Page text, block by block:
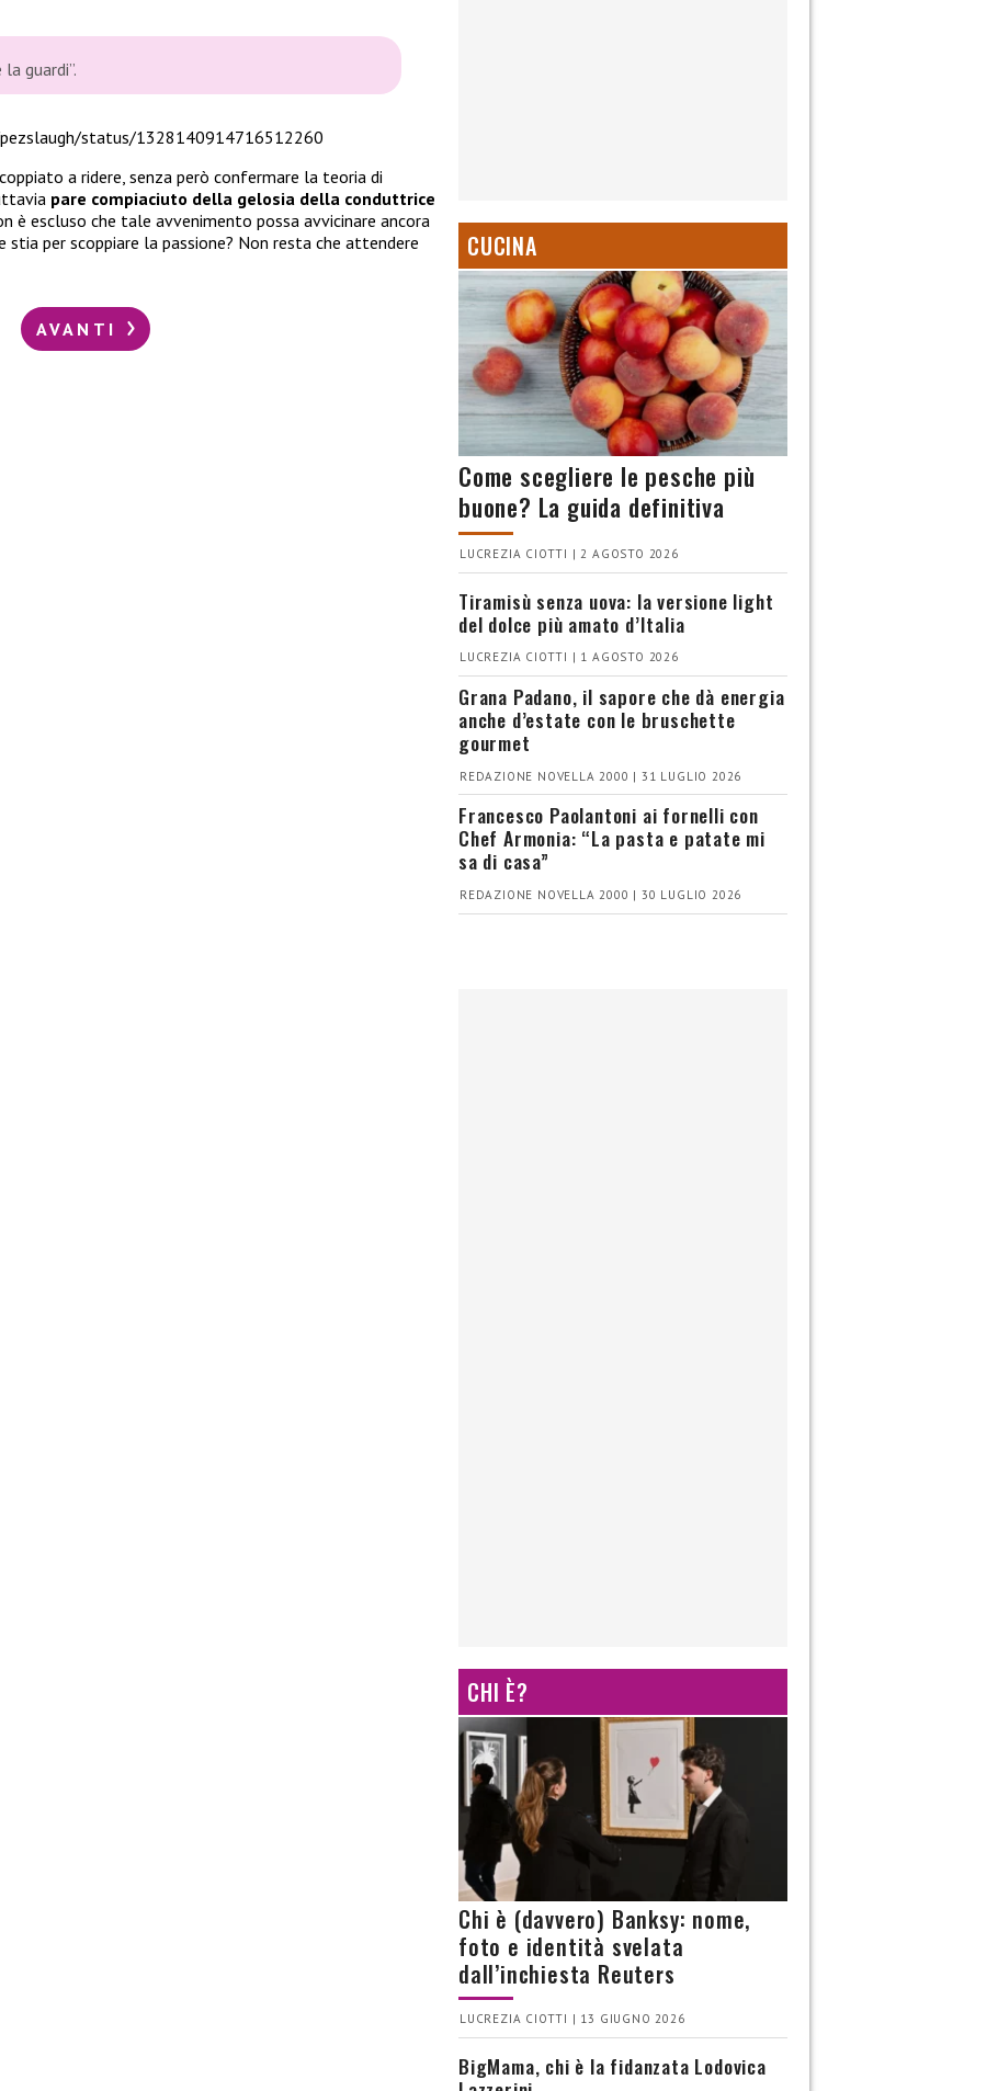
guardi”.
status/1328140914716512260
a ridere, senza però confermare la teoria di
pare compiaciuto della gelosia della conduttrice
è escluso che tale avvenimento possa avvicinare ancora
stia per scoppiare la passione? Non resta che attendere
AVANTI
CUCINA
Come scegliere le pesche più
buone? La guida definitiva
LUCREZIA CIOTTI | 2 AGOSTO 2026
Tiramisù senza uova: la versione light
del dolce più amato d’Italia
LUCREZIA CIOTTI | 1 AGOSTO 2026
Grana Padano, il sapore che dà energia
anche d’estate con le bruschette
gourmet
REDAZIONE NOVELLA 2000 | 31 LUGLIO 2026
Francesco Paolantoni ai fornelli con
Chef Armonia: “La pasta e patate mi
sa di casa”
REDAZIONE NOVELLA 2000 | 30 LUGLIO 2026
CHI È?
Chi è (davvero) Banksy: nome,
foto e identità svelata
dall’inchiesta Reuters
LUCREZIA CIOTTI | 13 GIUGNO 2026
BigMama, chi è la fidanzata Lodovica